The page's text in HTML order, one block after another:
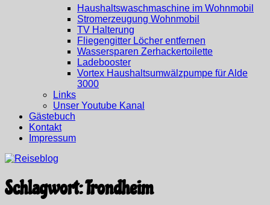
Haushaltswaschmaschine im Wohnmobil
Stromerzeugung Wohnmobil
TV Halterung
Fliegengitter Löcher entfernen
Wassersparen Zerhackertoilette
Ladebooster
Vortex Haushaltsumwälzpumpe für Alde
3000
Links
Unser Youtube Kanal
Gästebuch
Kontakt
Impressum
Schlagwort:Trondheim